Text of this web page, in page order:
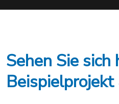
Sehen Sie sich
Beispielprojekt